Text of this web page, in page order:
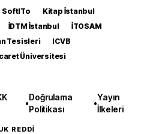
SoftITo
Kitap İstanbul
İDTM İstanbul
İTOSAM
Tesisleri
ICVB
Üniversitesi
•
Doğrulama
Politikası
•
Yayın
İlkeleri
REDDİ